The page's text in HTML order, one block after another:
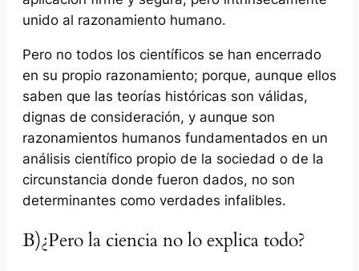
unido al razonamiento humano.
Pero no todos los científicos se han encerrado
en su propio razonamiento; porque, aunque ellos
saben que las teorías históricas son válidas,
dignas de consideración, y aunque son
razonamientos humanos fundamentados en un
análisis científico propio de la sociedad o de la
circunstancia donde fueron dados, no son
determinantes como verdades infalibles.
B)¿Pero la ciencia no lo explica todo?